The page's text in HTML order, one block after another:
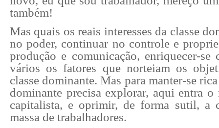
também!
Mas quais os reais interesses da classe
no poder, continuar no controle e
produção e comunicação, enriquecer-se
vários os fatores que norteiam os
classe dominante. Mas para manter-se
dominante precisa explorar, aqui entra
capitalista, e oprimir, de forma sutil, a
massa de trabalhadores.